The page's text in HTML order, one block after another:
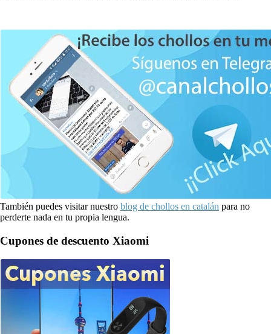
También puedes visitar nuestro blog de chollos en catalán para no
perderte nada en tu propia lengua.
Cupones de descuento Xiaomi